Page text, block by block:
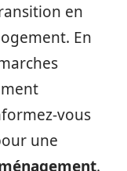
en
En
vous
une
.